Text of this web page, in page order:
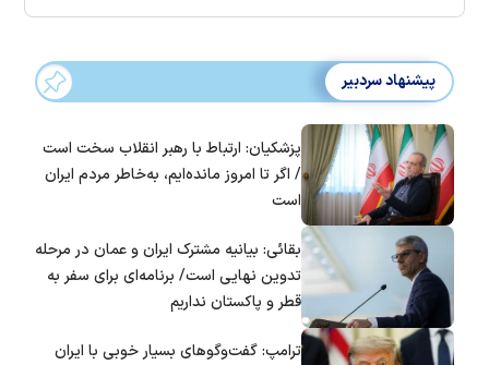
پیشنهاد سردبیر
پزشکیان: ارتباط با رهبر انقلاب سخت است
/ اگر تا امروز مانده‌ایم، به‌خاطر مردم ایران
است
بقائی: بیانیه مشترک ایران و عمان در مرحله
تدوین نهایی است/ برنامه‌ای برای سفر به
قطر و پاکستان نداریم
ترامپ: گفت‌و‌گو‌های بسیار خوبی با ایران